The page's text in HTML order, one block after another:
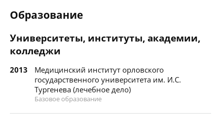
Образование
Университеты, институты, академии,
колледжи
2013
Медицинский институт орловского
государственного университета им. И.С.
Тургенева (лечебное дело)
Базовое образование